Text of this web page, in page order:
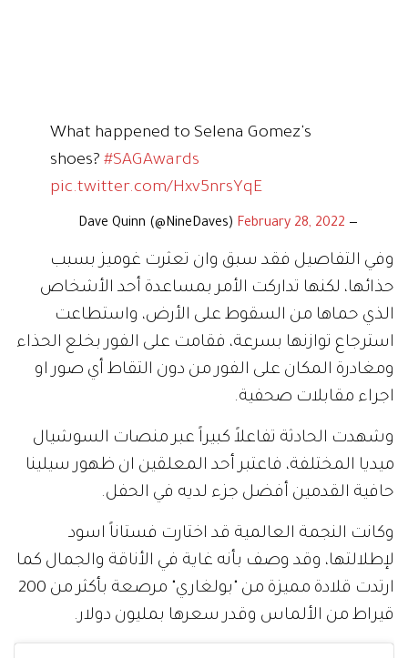
What happened to Selena Gomez's
shoes? #SAGAwards
pic.twitter.com/Hxv5nrsYqE
— Dave Quinn (@NineDaves)
February 28, 2022
وفي التفاصيل فقد سبق وان تعثرت غوميز بسبب
حذائها، لكنها تداركت الأمر بمساعدة أحد الأشخاص
الذي حماها من السقوط على الأرض، واستطاعت
استرجاع توازنها بسرعة، فقامت على الفور بخلع الحذاء
ومغادرة المكان على الفور من دون التقاط أي صور او
اجراء مقابلات صحفية.
وشهدت الحادثة تفاعلاً كبيراً عبر منصات السوشيال
ميديا المختلفة، فاعتبر أحد المعلقين ان ظهور سيلينا
حافية القدمين أفضل جزء لديه في الحفل.
وكانت النجمة العالمية قد اختارت فستاناً اسود
لإطلالتها، وقد وصف بأنه غاية في الأناقة والجمال كما
ارتدت قلادة مميزة من "بولغاري" مرصعة بأكثر من 200
قيراط من الألماس وقدر سعرها بمليون دولار.